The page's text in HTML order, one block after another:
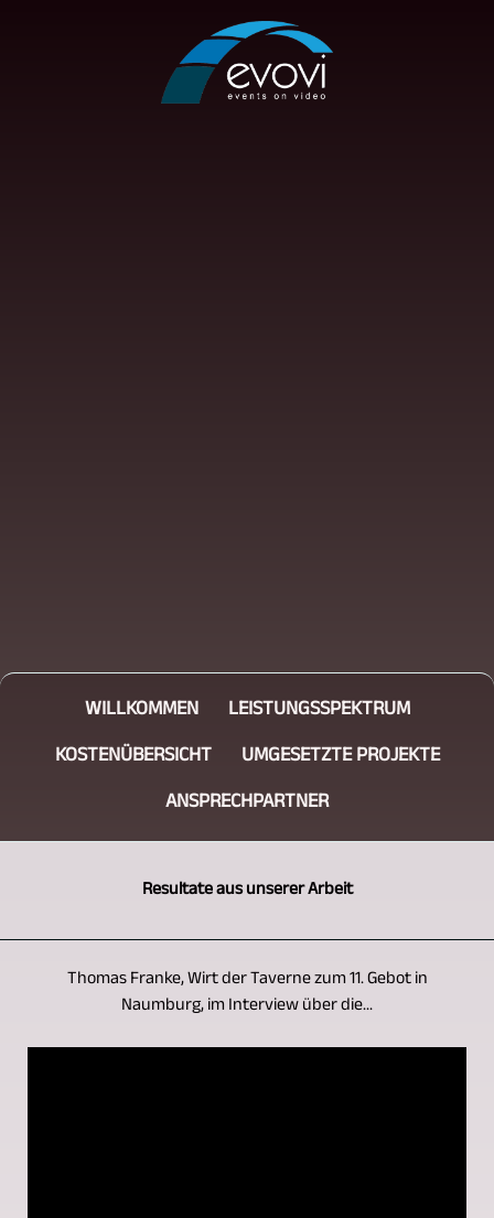
WILLKOMMEN
LEISTUNGSSPEKTRUM
KOSTENÜBERSICHT
UMGESETZTE PROJEKTE
ANSPRECHPARTNER
Resultate aus unserer Arbeit
Thomas Franke, Wirt der Taverne zum 11. Gebot in
Naumburg, im Interview über die...